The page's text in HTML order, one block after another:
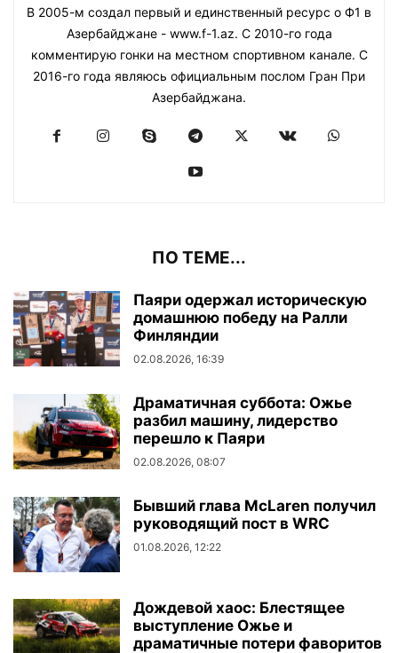
В 2005-м создал первый и единственный ресурс о Ф1 в
Азербайджане - www.f-1.az. С 2010-го года
комментирую гонки на местном спортивном канале. С
2016-го года являюсь официальным послом Гран При
Азербайджана.
ПО ТЕМЕ...
Паяри одержал историческую
домашнюю победу на Ралли
Финляндии
02.08.2026, 16:39
Драматичная суббота: Ожье
разбил машину, лидерство
перешло к Паяри
02.08.2026, 08:07
Бывший глава McLaren получил
руководящий пост в WRC
01.08.2026, 12:22
Дождевой хаос: Блестящее
выступление Ожье и
драматичные потери фаворитов